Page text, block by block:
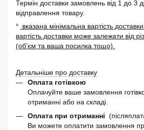
Термін доставки замовлень від 1 до 3
відправлення товару.
* вказана мінімальна вартість
вартість доставки може залежати від
(об'єм та ваша посилка тощо).
Детальніше про доставку
Оплата готівкою
Оплачуйте ваше замовлення
отриманні або на складі.
Оплата при отриманні
Ви можете оплатити замовлення